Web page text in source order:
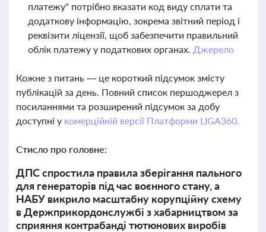
платежу" потрібно вказати код виду сплати та
додаткову інформацію, зокрема звітний період і
реквізити ліцензії, щоб забезпечити правильний
облік платежу у податкових органах. Джерело
Кожне з питань — це короткий підсумок змісту
публікацій за день. Повний список першоджерел з
посиланнями та розширений підсумок за добу
доступні у комерційній версії Платформи LIGA360.
Стисло про головне:
ДПС спростила правила зберігання пального
для генераторів під час воєнного стану, а
НАБУ викрило масштабну корупційну схему
в Держприкордонслужбі з хабарництвом за
сприяння контрабанді тютюнових виробів